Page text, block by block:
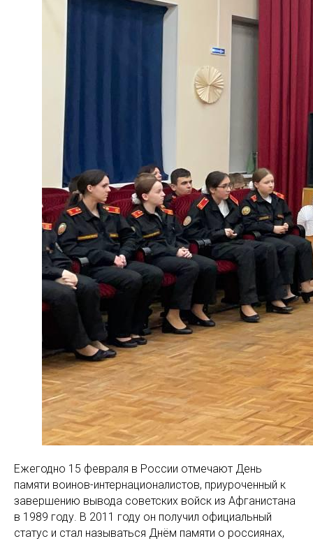
Ежегодно 15 февраля в России отмечают День
памяти воинов-интернационалистов, приуроченный к
завершению вывода советских войск из Афганистана
в 1989 году. В 2011 году он получил официальный
статус и стал называться Днём памяти о россиянах,